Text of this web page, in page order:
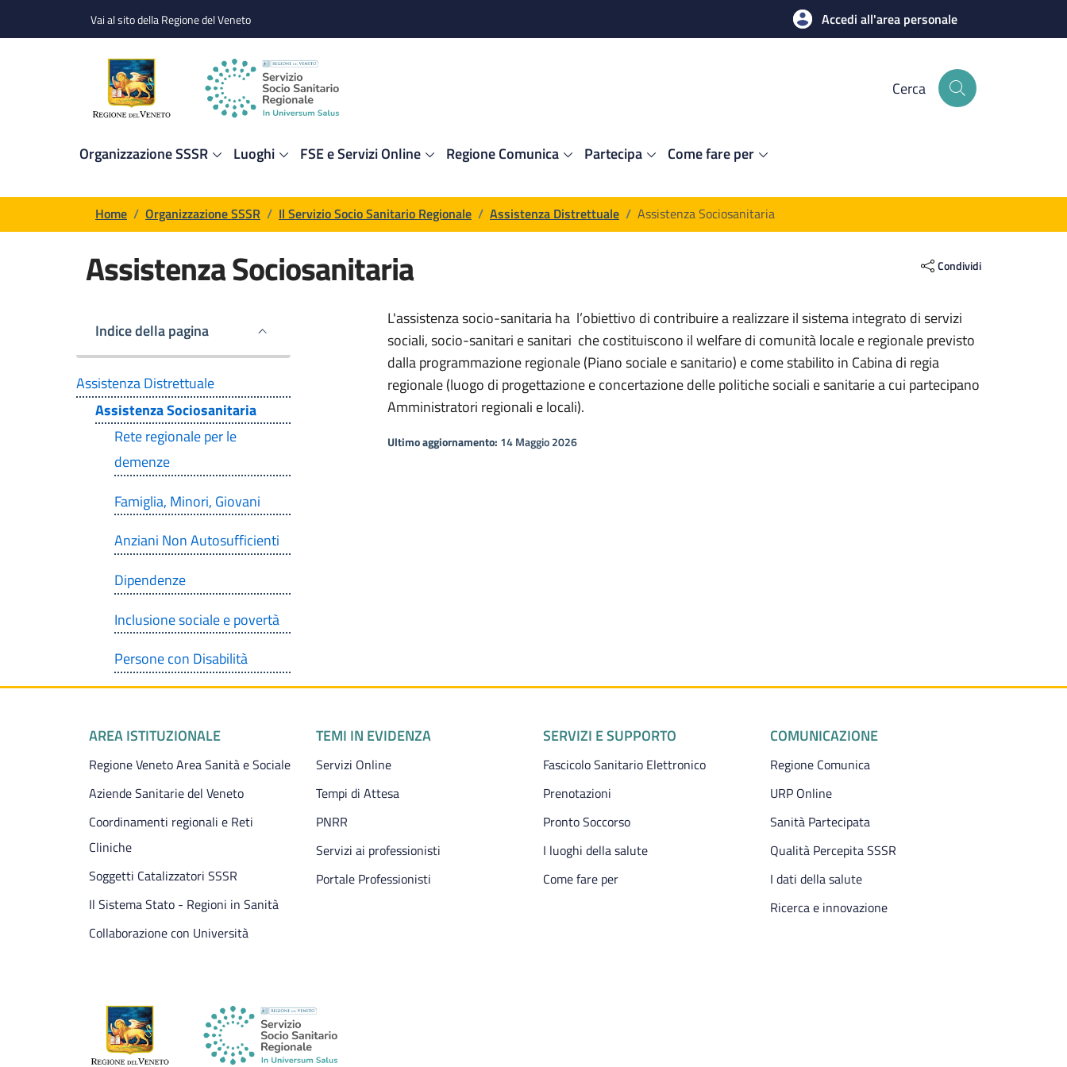
Vai al sito della Regione del Veneto Accedi all'area personale
Cerca
Organizzazione SSSR Luoghi FSE e Servizi Online Regione Comunica Partecipa Come fare per
Briciole di pane
Home / Organizzazione SSSR / Il Servizio Socio Sanitario Regionale / Assistenza Distrettuale / Assistenza Sociosanitaria
Assistenza Sociosanitaria
Contenuto di pagina generica
Condividi
Indice della pagina
Assistenza Distrettuale
Assistenza Sociosanitaria
Rete regionale per le
demenze
Famiglia, Minori, Giovani
Anziani Non Autosufficienti
Dipendenze
Inclusione sociale e povertà
Persone con Disabilità
L'assistenza socio-sanitaria ha l’obiettivo di contribuire a realizzare il sistema integrato di servizi
sociali, socio-sanitari e sanitari che costituiscono il welfare di comunità locale e regionale previsto
dalla programmazione regionale (Piano sociale e sanitario) e come stabilito in Cabina di regia
regionale (luogo di progettazione e concertazione delle politiche sociali e sanitarie a cui partecipano
Amministratori regionali e locali).
Ultimo aggiornamento: 14 Maggio 2026
Piè di pagina
AREA ISTITUZIONALE
Regione Veneto Area Sanità e Sociale
Aziende Sanitarie del Veneto
Coordinamenti regionali e Reti
Cliniche
Soggetti Catalizzatori SSSR
Il Sistema Stato - Regioni in Sanità
Collaborazione con Università
TEMI IN EVIDENZA
Servizi Online
Tempi di Attesa
PNRR
Servizi ai professionisti
Portale Professionisti
SERVIZI E SUPPORTO
Fascicolo Sanitario Elettronico
Prenotazioni
Pronto Soccorso
I luoghi della salute
Come fare per
COMUNICAZIONE
Regione Comunica
URP Online
Sanità Partecipata
Qualità Percepita SSSR
I dati della salute
Ricerca e innovazione